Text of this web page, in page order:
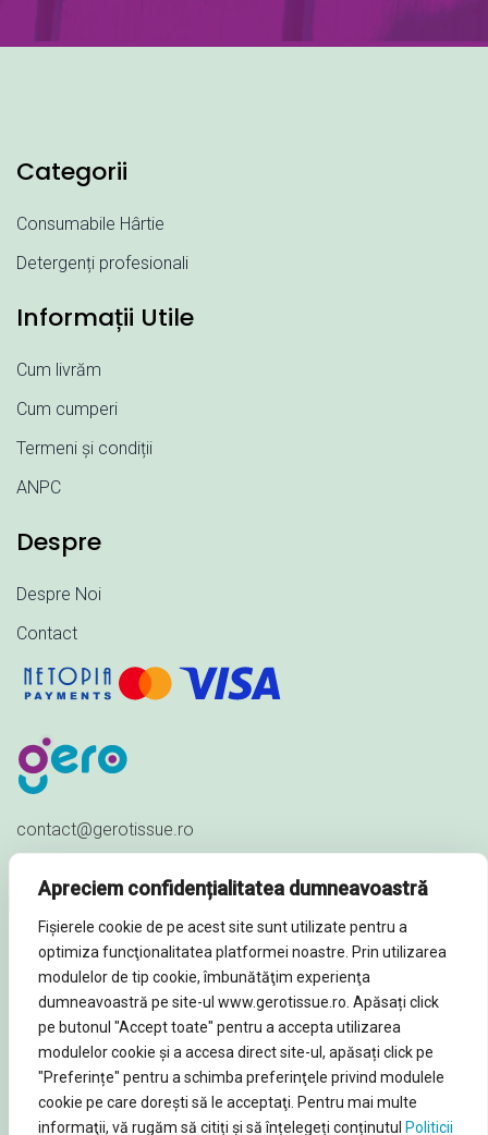
Apreciem confidențialitatea dumneavoastră
Fișierele cookie de pe acest site sunt utilizate pentru a
optimiza funcţionalitatea platformei noastre. Prin utilizarea
modulelor de tip cookie, îmbunătăţim experienţa
dumneavoastră pe site-ul www.gerotissue.ro. Apăsați click
pe butonul "Accept toate" pentru a accepta utilizarea
modulelor cookie şi a accesa direct site-ul, apăsați click pe
"Preferințe" pentru a schimba preferinţele privind modulele
cookie pe care doreşti să le acceptaţi. Pentru mai multe
informaţii, vă rugăm să citiți și să înțelegeți conținutul Politicii
Categorii
Consumabile Hârtie
Detergenți profesionali
Informații Utile
Cum livrăm
Cum cumperi
Termeni și condiții
ANPC
Despre
Despre Noi
Contact
contact@gerotissue.ro
Str. Al. Ioan Cuza nr. 23,
Sat Păuleștii Noi, Comuna Păulești,
Prahova - ROMÂNIA
© Soluții profesionale igienă și curățenie 2026. Toate
Drepturile rezervate